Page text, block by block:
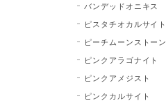
バンデッドオニキス
ピスタチオカルサイト
ピーチムーンストーン
ピンクアラゴナイト
ピンクアメジスト
ピンクカルサイト